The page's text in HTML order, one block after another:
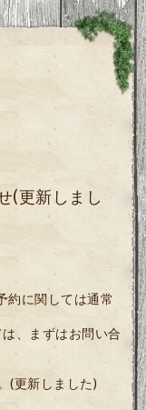
(更新しまし
約に関しては通常
、まずはお問い合
(更新しました)